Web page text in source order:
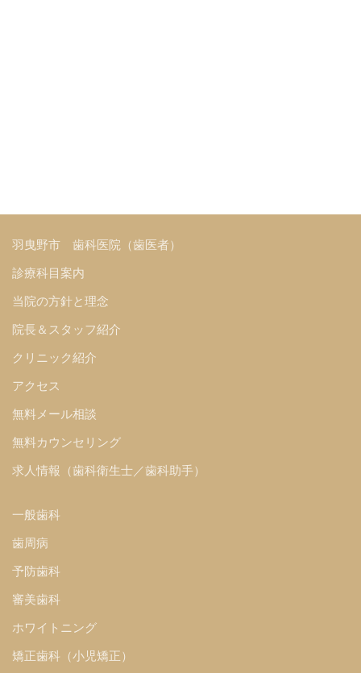
羽曳野市 歯科医院（歯医者）
診療科目案内
当院の方針と理念
院長＆スタッフ紹介
クリニック紹介
アクセス
無料メール相談
無料カウンセリング
求人情報（歯科衛生士／歯科助手）
一般歯科
歯周病
予防歯科
審美歯科
ホワイトニング
矯正歯科（小児矯正）